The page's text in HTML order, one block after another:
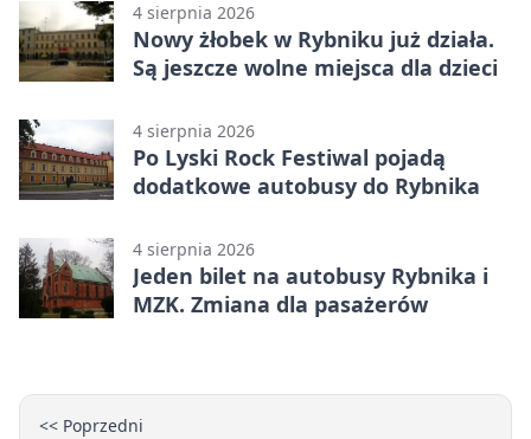
4 sierpnia 2026
Nowy żłobek w Rybniku już działa.
Są jeszcze wolne miejsca dla dzieci
4 sierpnia 2026
Po Lyski Rock Festiwal pojadą
dodatkowe autobusy do Rybnika
4 sierpnia 2026
Jeden bilet na autobusy Rybnika i
MZK. Zmiana dla pasażerów
<< Poprzedni